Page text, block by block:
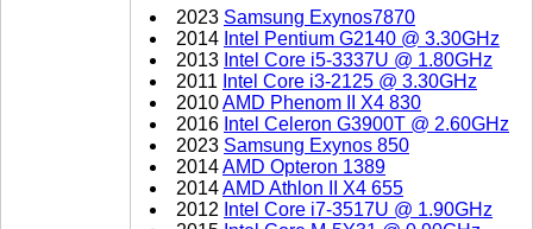
2023 Samsung Exynos7870
2014 Intel Pentium G2140 @ 3.30GHz
2013 Intel Core i5-3337U @ 1.80GHz
2011 Intel Core i3-2125 @ 3.30GHz
2010AMD Phenom II X4 830
2016 Intel Celeron G3900T @ 2.60GHz
2023 Samsung Exynos 850
2014AMD Opteron 1389
2014AMD Athlon II X4 655
2012 Intel Core i7-3517U @ 1.90GHz